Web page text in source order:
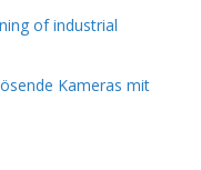
of industrial
Kameras mit